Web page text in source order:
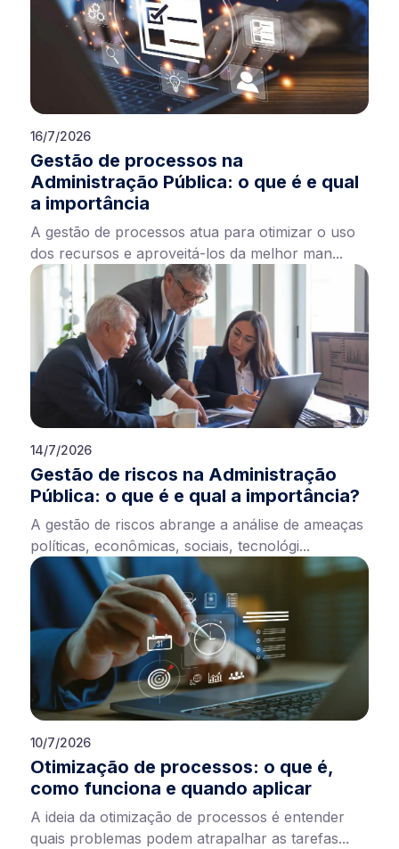
16/7/2026
Gestão de processos na
Administração Pública: o que é e qual
a importância
A gestão de processos atua para otimizar o uso
dos recursos e aproveitá-los da melhor man...
14/7/2026
Gestão de riscos na Administração
Pública: o que é e qual a importância?
A gestão de riscos abrange a análise de ameaças
políticas, econômicas, sociais, tecnológi...
10/7/2026
Otimização de processos: o que é,
como funciona e quando aplicar
A ideia da otimização de processos é entender
quais problemas podem atrapalhar as tarefas...